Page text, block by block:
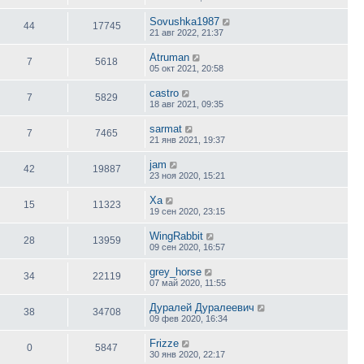
44 17745 Sovushka1987
21 авг 2022, 21:37
7 5618 Atruman
05 окт 2021, 20:58
7 5829 castro
18 авг 2021, 09:35
7 7465 sarmat
21 янв 2021, 19:37
42 19887 jam
23 ноя 2020, 15:21
15 11323 Ха
19 сен 2020, 23:15
28 13959 WingRabbit
09 сен 2020, 16:57
34 22119 grey_horse
07 май 2020, 11:55
38 34708 Дуралей Дуралеевич
09 фев 2020, 16:34
0 5847 Frizze
30 янв 2020, 22:17